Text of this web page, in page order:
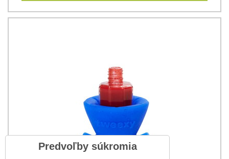
Predvoľby súkromia